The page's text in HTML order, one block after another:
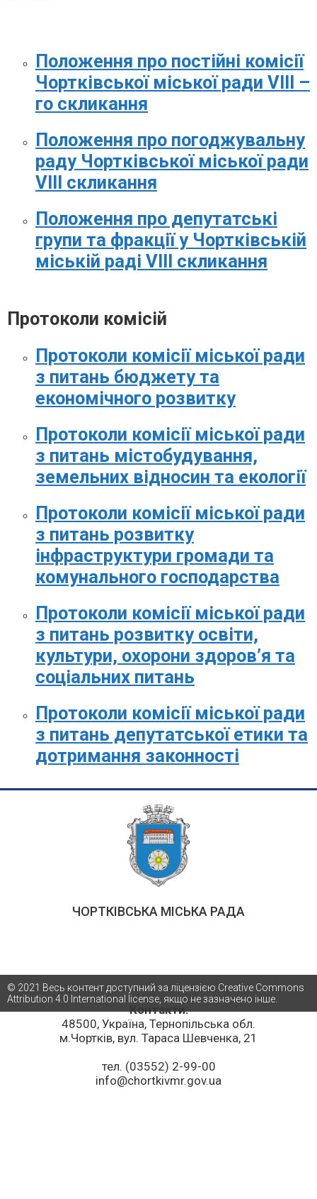
Положення про постійні комісії
Чортківської міської ради VІІІ –
го скликання
Положення про погоджувальну
раду Чортківської міської ради
VІІI скликання
Положення про депутатські
групи та фракції у Чортківській
міській раді VІІI скликання
Протоколи комісій
Протоколи комісії міської ради
з питань бюджету та
економічного розвитку
Протоколи комісії міської ради
з питань містобудування,
земельних відносин та екології
Протоколи комісії міської ради
з питань розвитку
інфраструктури громади та
комунального господарства
Протоколи комісії міської ради
з питань розвитку освіти,
культури, охорони здоров’я та
соціальних питань
Протоколи комісії міської ради
з питань депутатської етики та
дотримання законності
ЧОРТКІВСЬКА МІСЬКА РАДА
Контакти:
48500, Україна, Тернопільська обл.
м.Чортків, вул. Тараса Шевченка, 21
тел. (03552) 2-99-00
info@chortkivmr.gov.ua
© 2021 Весь контент доступний за ліцензією Creative Commons
Attribution 4.0 International license, якщо не зазначено інше.